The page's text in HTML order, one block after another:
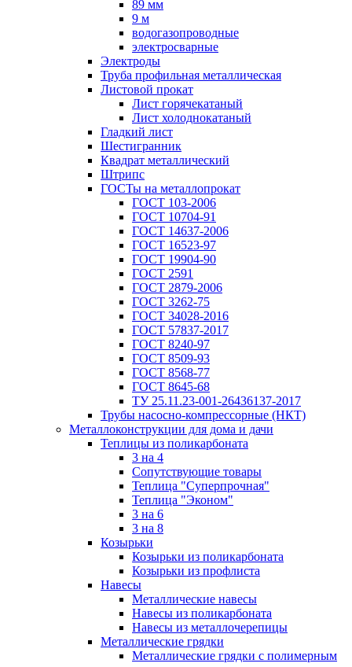
89 мм
9 м
водогазопроводные
электросварные
Электроды
Труба профильная металлическая
Листовой прокат
Лист горячекатаный
Лист холоднокатаный
Гладкий лист
Шестигранник
Квадрат металлический
Штрипс
ГОСТы на металлопрокат
ГОСТ 103-2006
ГОСТ 10704-91
ГОСТ 14637-2006
ГОСТ 16523-97
ГОСТ 19904-90
ГОСТ 2591
ГОСТ 2879-2006
ГОСТ 3262-75
ГОСТ 34028-2016
ГОСТ 57837-2017
ГОСТ 8240-97
ГОСТ 8509-93
ГОСТ 8568-77
ГОСТ 8645-68
ТУ 25.11.23-001-26436137-2017
Трубы насосно-компрессорные (НКТ)
Металлоконструкции для дома и дачи
Теплицы из поликарбоната
3 на 4
Сопутствующие товары
Теплица "Суперпрочная"
Теплица "Эконом"
3 на 6
3 на 8
Козырьки
Козырьки из поликарбоната
Козырьки из профлиста
Навесы
Металлические навесы
Навесы из поликарбоната
Навесы из металлочерепицы
Металлические грядки
Металлические грядки с полимерным